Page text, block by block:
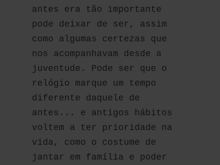
antes era tão importante
pode deixar de ser, assim
como algumas certezas que
nos acompanhavam desde a
juventude. Pode ser que o
relógio marque um tempo
diferente daquele de
antes... e antigos hábitos
voltem a ter prioridade na
vida, como o costume de
jantar em família e poder